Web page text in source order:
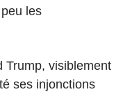
les
Trump, visiblement
ses injonctions